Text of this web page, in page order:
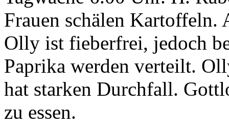
Frauen schälen Kartoffeln.
Olly ist fieberfrei, jedoch
Paprika werden verteilt.
hat starken Durchfall.
zu essen.